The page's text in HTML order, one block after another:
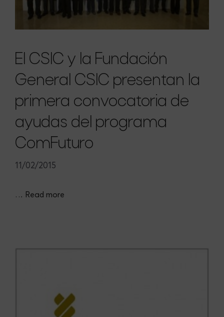
El CSIC y la Fundación
General CSIC presentan la
primera convocatoria de
ayudas del programa
ComFuturo
11/02/2015
… Read more